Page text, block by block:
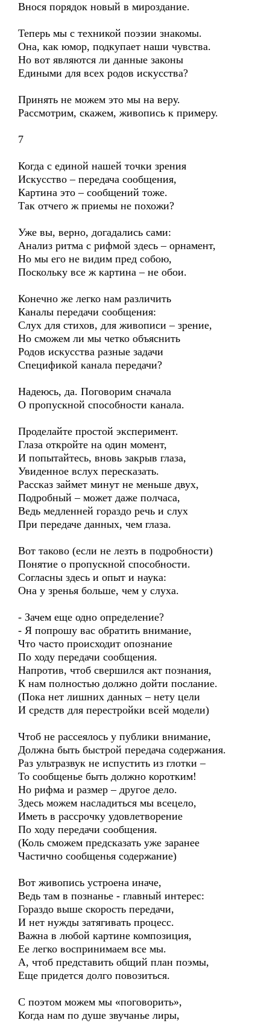
Внося порядок новый в мироздание.
Теперь мы с техникой поэзии знакомы.
Она, как юмор, подкупает наши чувства.
Но вот являются ли данные законы
Едиными для всех родов искусства?
Принять не можем это мы на веру.
Рассмотрим, скажем, живопись к примеру.
7
Когда с единой нашей точки зрения
Искусство – передача сообщения,
Картина это – сообщений тоже.
Так отчего ж приемы не похожи?
Уже вы, верно, догадались сами:
Анализ ритма с рифмой здесь – орнамент,
Но мы его не видим пред собою,
Поскольку все ж картина – не обои.
Конечно же легко нам различить
Каналы передачи сообщения:
Слух для стихов, для живописи – зрение,
Но сможем ли мы четко объяснить
Родов искусства разные задачи
Спецификой канала передачи?
Надеюсь, да. Поговорим сначала
О пропускной способности канала.
Проделайте простой эксперимент.
Глаза откройте на один момент,
И попытайтесь, вновь закрыв глаза,
Увиденное вслух пересказать.
Рассказ займет минут не меньше двух,
Подробный – может даже полчаса,
Ведь медленней гораздо речь и слух
При передаче данных, чем глаза.
Вот таково (если не лезть в подробности)
Понятие о пропускной способности.
Согласны здесь и опыт и наука:
Она у зренья больше, чем у слуха.
- Зачем еще одно определение?
- Я попрошу вас обратить внимание,
Что часто происходит опознание
По ходу передачи сообщения.
Напротив, чтоб свершился акт познания,
К нам полностью должно дойти послание.
(Пока нет лишних данных – нету цели
И средств для перестройки всей модели)
Чтоб не рассеялось у публики внимание,
Должна быть быстрой передача содержания.
Раз ультразвук не испустить из глотки –
То сообщенье быть должно коротким!
Но рифма и размер – другое дело.
Здесь можем насладиться мы всецело,
Иметь в рассрочку удовлетворение
По ходу передачи сообщения.
(Коль сможем предсказать уже заранее
Частично сообщенья содержание)
Вот живопись устроена иначе,
Ведь там в познанье - главный интерес:
Гораздо выше скорость передачи,
И нет нужды затягивать процесс.
Важна в любой картине композиция,
Ее легко воспринимаем все мы.
А, чтоб представить общий план поэмы,
Еще придется долго повозиться.
С поэтом можем мы «поговорить»,
Когда нам по душе звучанье лиры,